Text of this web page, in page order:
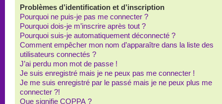
Problèmes d’identification et d’inscription
Pourquoi ne puis-je pas me connecter ?
Pourquoi dois-je m’inscrire après tout ?
Pourquoi suis-je automatiquement déconnecté ?
Comment empêcher mon nom d’apparaître dans la liste des
utilisateurs connectés ?
J’ai perdu mon mot de passe !
Je suis enregistré mais je ne peux pas me connecter !
Je me suis enregistré par le passé mais je ne peux plus me
connecter ?!
Que signifie COPPA ?